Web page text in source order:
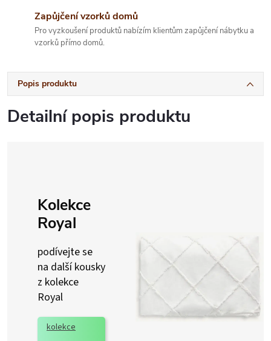
Zapůjčení vzorků domů
Pro vyzkoušení produktů nabízím klientům zapůjčení nábytku a
vzorků přímo domů.
Popis produktu
Detailní popis produktu
Kolekce
Royal
podívejte se
na další kousky
z kolekce
Royal
kolekce